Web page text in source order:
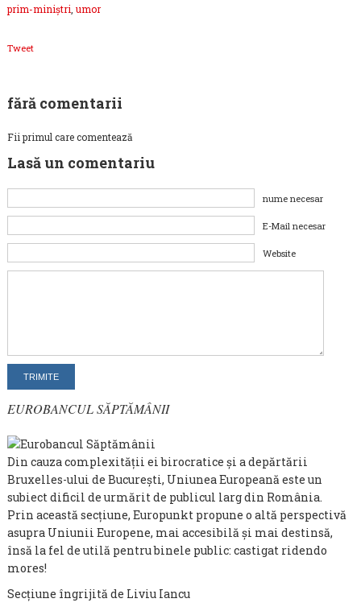
prim-miniştri umor
Tweet
fără comentarii
Fii primul care comentează
Lasă un comentariu
nume necesar
E-Mail necesar
Website
EUROBANCUL SĂPTĂMÂNII
Din cauza complexității ei birocratice și a depărtării
Bruxelles-ului de București, Uniunea Europeană este un
subiect dificil de urmărit de publicul larg din România.
Prin această secțiune, Europunkt propune o altă perspectivă
asupra Uniunii Europene, mai accesibilă și mai destinsă,
însă la fel de utilă pentru binele public: castigat ridendo
mores!
Secțiune îngrijită de Liviu Iancu